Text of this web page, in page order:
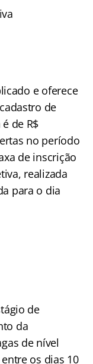
e oferece
de
de R$
no período
de inscrição
realizada
para o dia
de
da
de nível
os dias 10